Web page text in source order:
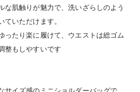
な肌触りが魅力で、洗いざらしのよう
ていただけます。
ったり楽に履けて、ウエストは総ゴム
整もしやすいです